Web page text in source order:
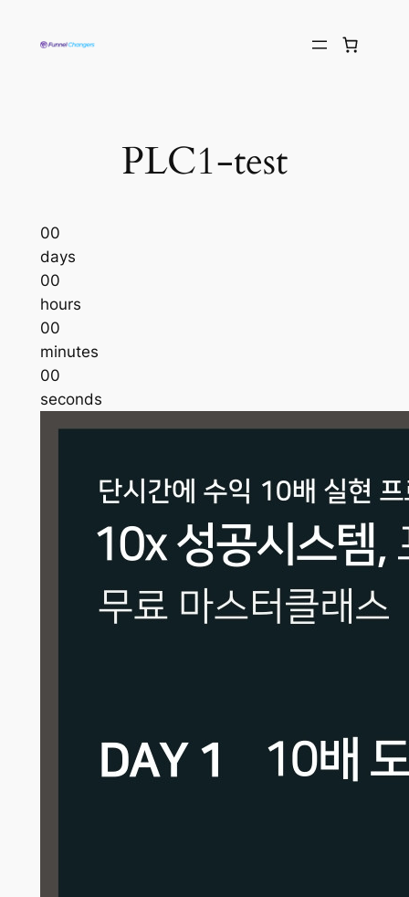
PLC1-test
00
days
00
hours
00
minutes
00
seconds